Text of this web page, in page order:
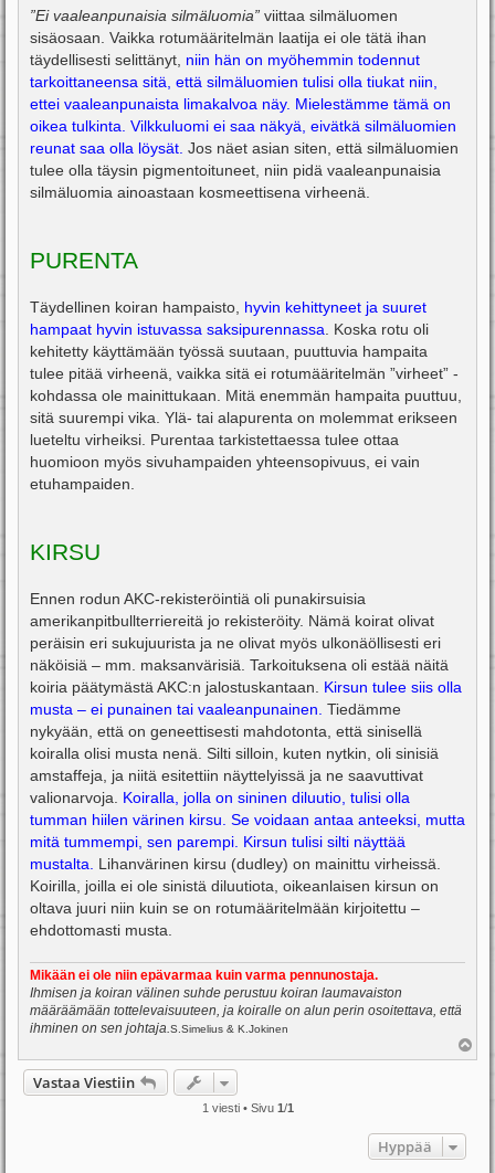
”Ei vaaleanpunaisia silmäluomia” viittaa silmäluomen
sisäosaan. Vaikka rotumääritelmän laatija ei ole tätä ihan
täydellisesti selittänyt, niin hän on myöhemmin todennut
tarkoittaneensa sitä, että silmäluomien tulisi olla tiukat niin,
ettei vaaleanpunaista limakalvoa näy. Mielestämme tämä on
oikea tulkinta. Vilkkuluomi ei saa näkyä, eivätkä silmäluomien
reunat saa olla löysät. Jos näet asian siten, että silmäluomien
tulee olla täysin pigmentoituneet, niin pidä vaaleanpunaisia
silmäluomia ainoastaan kosmeettisena virheenä.
PURENTA
Täydellinen koiran hampaisto, hyvin kehittyneet ja suuret
hampaat hyvin istuvassa saksipurennassa . Koska rotu oli
kehitetty käyttämään työssä suutaan, puuttuvia hampaita
tulee pitää virheenä, vaikka sitä ei rotumääritelmän ”virheet” -
kohdassa ole mainittukaan. Mitä enemmän hampaita puuttuu,
sitä suurempi vika. Ylä- tai alapurenta on molemmat erikseen
lueteltu virheiksi. Purentaa tarkistettaessa tulee ottaa
huomioon myös sivuhampaiden yhteensopivuus, ei vain
etuhampaiden.
KIRSU
Ennen rodun AKC-rekisteröintiä oli punakirsuisia
amerikanpitbullterriereitä jo rekisteröity. Nämä koirat olivat
peräisin eri sukujuurista ja ne olivat myös ulkonäöllisesti eri
näköisiä – mm. maksanvärisiä. Tarkoituksena oli estää näitä
koiria päätymästä AKC:n jalostuskantaan. Kirsun tulee siis olla
musta – ei punainen tai vaaleanpunainen. Tiedämme
nykyään, että on geneettisesti mahdotonta, että sinisellä
koiralla olisi musta nenä. Silti silloin, kuten nytkin, oli sinisiä
amstaffeja, ja niitä esitettiin näyttelyissä ja ne saavuttivat
valionarvoja. Koiralla, jolla on sininen diluutio, tulisi olla
tumman hiilen värinen kirsu. Se voidaan antaa anteeksi, mutta
mitä tummempi, sen parempi. Kirsun tulisi silti näyttää
mustalta.
Lihanvärinen kirsu (dudley) on mainittu virheissä.
Koirilla, joilla ei ole sinistä diluutiota, oikeanlaisen kirsun on
oltava juuri niin kuin se on rotumääritelmään kirjoitettu –
ehdottomasti musta.
Mikään ei ole niin epävarmaa kuin varma pennunostaja.
Ihmisen ja koiran välinen suhde perustuu koiran laumavaiston
määräämään tottelevaisuuteen, ja koiralle on alun perin osoitettava, että
ihminen on sen johtaja. S.Simelius & K.Jokinen
l
Vastaa Viestiin
1 viesti • Sivu 1/1
Hyppää